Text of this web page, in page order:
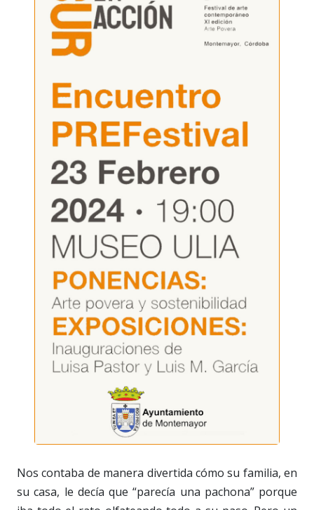
Nos contaba de manera divertida cómo su familia, en
su casa, le decía que “parecía una pachona” porque